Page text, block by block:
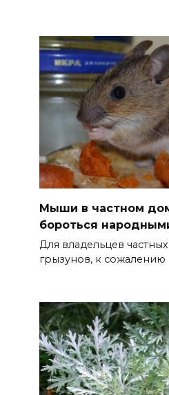
Мыши в частном
бороться
Для владельцев
грызунов, к сожалению